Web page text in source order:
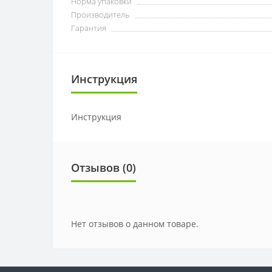
Производитель
Гарантия
Инструкция
Инструкция
Отзывов (0)
Нет отзывов о данном товаре.